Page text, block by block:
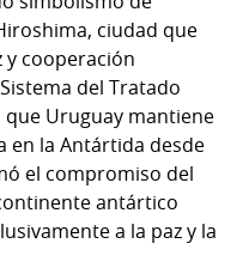
ciudad que
y cooperación
del Tratado
Uruguay mantiene
en la Antártida desde
el compromiso del
antártico
a la paz y la